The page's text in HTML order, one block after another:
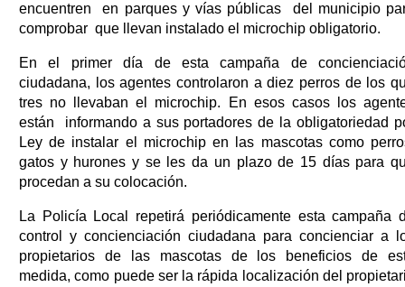
encuentren en parques y vías públicas del municipio
comprobar que llevan instalado el microchip obligatorio.
En el primer día de esta campaña de
ciudadana, los agentes controlaron a diez perros de los
tres no llevaban el microchip. En esos casos los
están informando a sus portadores de la obligatoriedad
Ley de instalar el microchip en las mascotas como
gatos y hurones y se les da un plazo de 15 días para
procedan a su colocación.
La Policía Local repetirá periódicamente esta campaña
control y concienciación ciudadana para concienciar a
propietarios de las mascotas de los beneficios de
medida, como puede ser la rápida localización del